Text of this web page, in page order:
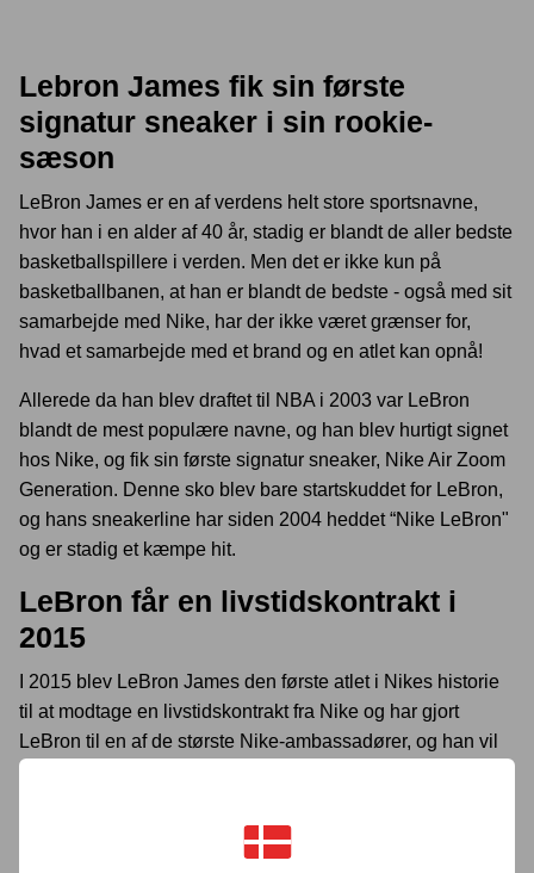
Lebron James fik sin første
signatur sneaker i sin rookie-
sæson
LeBron James er en af verdens helt store sportsnavne,
hvor han i en alder af 40 år, stadig er blandt de aller bedste
basketballspillere i verden. Men det er ikke kun på
basketballbanen, at han er blandt de bedste - også med sit
samarbejde med Nike, har der ikke været grænser for,
hvad et samarbejde med et brand og en atlet kan opnå!
Allerede da han blev draftet til NBA i 2003 var LeBron
blandt de mest populære navne, og han blev hurtigt signet
hos Nike, og fik sin første signatur sneaker, Nike Air Zoom
Generation. Denne sko blev bare startskuddet for LeBron,
og hans sneakerline har siden 2004 heddet “Nike LeBron"
og er stadig et kæmpe hit.
LeBron får en livstidskontrakt i
2015
I 2015 blev LeBron James den første atlet i Nikes historie
til at modtage en livstidskontrakt fra Nike og har gjort
LeBron til en af de største Nike-ambassadører, og han vil
være det i mange år endnu.
LÆS MERE